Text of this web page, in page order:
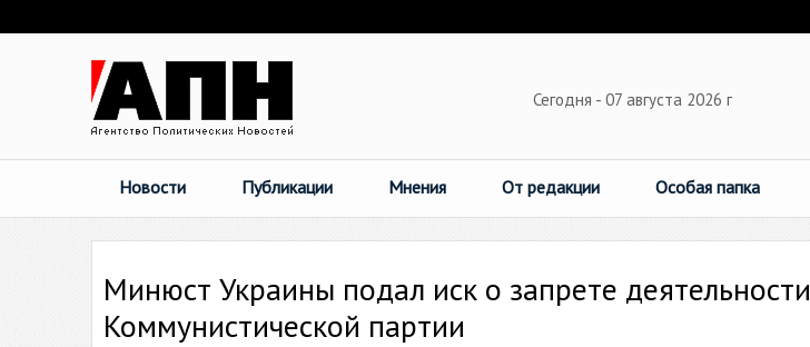
Сегодня - 07 августа 2026 г
Новости Публикации Мнения От редакции Особая папка
Минюст Украины подал иск о запрете деятельности
Коммунистической партии